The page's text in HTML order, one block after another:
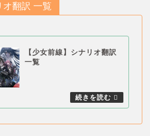
オ翻訳 一覧
【少女前線】シナリオ翻訳
一覧